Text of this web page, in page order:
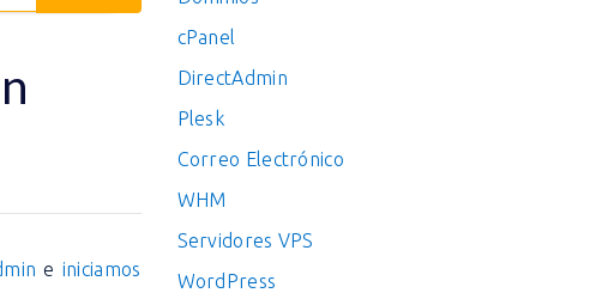
e iniciamos
cPanel
DirectAdmin
Plesk
Correo Electrónico
WHM
Servidores VPS
WordPress